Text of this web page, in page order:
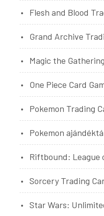
Flesh and Blood
Grand Archive
Magic the
One Piece Card
Pokemon Trading
Pokemon
Riftbound: League
Sorcery Trading
Star Wars: